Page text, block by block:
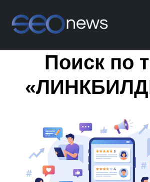
Поиск по